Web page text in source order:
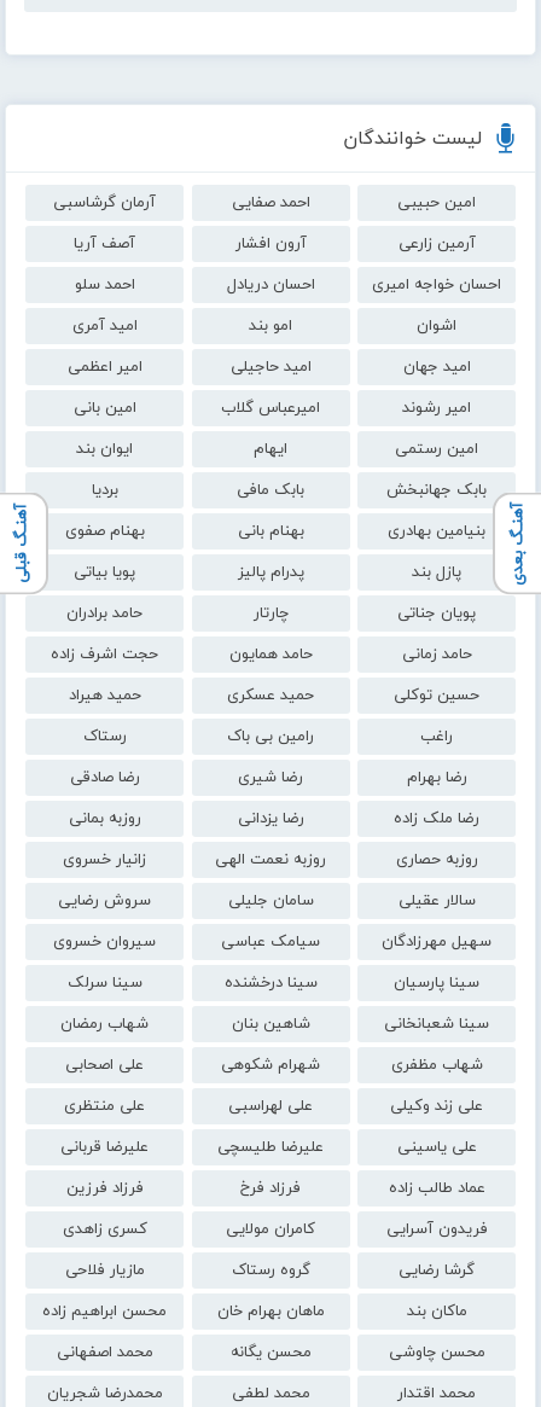
لیست خوانندگان
امین حبیبی احمد صفایی
آرمان گرشاسبی
آرمین زارعی
آرون افشار
آصف آریا
احسان خواجه امیری
احسان دریادل
احمد سلو
اشوان
امو بند
امید آمری
امید جهان
امید حاجیلی
امیر اعظمی
امیر رشوند
امیرعباس گلاب
امین بانی
امین رستمی
ایهام
ایوان بند
بابک جهانبخش
بابک مافی
بردیا
بنیامین بهادری
بهنام بانی
بهنام صفوی
پازل بند
پدرام پالیز
پویا بیاتی
پویان جناتی
چارتار
حامد برادران
حامد زمانی
حامد همایون
حجت اشرف زاده
حسین توکلی
حمید عسکری
حمید هیراد
راغب
رامین بی باک
رستاک
رضا بهرام
رضا شیری
رضا صادقی
رضا ملک زاده
رضا یزدانی
روزبه بمانی
روزبه حصاری
روزبه نعمت الهی
زانیار خسروی
سالار عقیلی
سامان جلیلی
سروش رضایی
سهیل مهرزادگان
سیامک عباسی
سیروان خسروی
سینا پارسیان
سینا درخشنده
سینا سرلک
سینا شعبانخانی
شاهین بنان
شهاب رمضان
شهاب مظفری
شهرام شکوهی
علی اصحابی
علی زند وکیلی
علی لهراسبی
علی منتظری
علی یاسینی
علیرضا طلیسچی
علیرضا قربانی
عماد طالب زاده
فرزاد فرخ
فرزاد فرزین
فریدون آسرایی
کامران مولایی
کسری زاهدی
گرشا رضایی
گروه رستاک
مازیار فلاحی
ماکان بند
ماهان بهرام خان
محسن ابراهیم زاده
محسن چاوشی
محسن یگانه
محمد اصفهانی
محمد اقتدار
محمد لطفی
محمدرضا شجریان
آهنـگ بعدی آهنـگ قبلی